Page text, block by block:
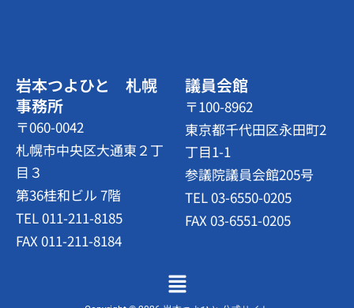
岩本つよひと 札幌
事務所
〒060-0042
札幌市中央区大通東２丁
目３
第36桂和ビル 7階
TEL 011-211-8185
FAX 011-211-8184
議員会館
〒100-8962
東京都千代田区永田町2
丁目1-1
参議院議員会館205号
TEL 03-6550-0205
FAX 03-6551-0205
メ
ニ